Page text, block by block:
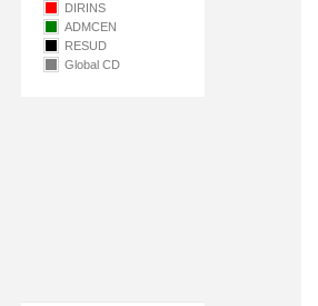
DIRINS
ADMCEN
RESUD
Global CD